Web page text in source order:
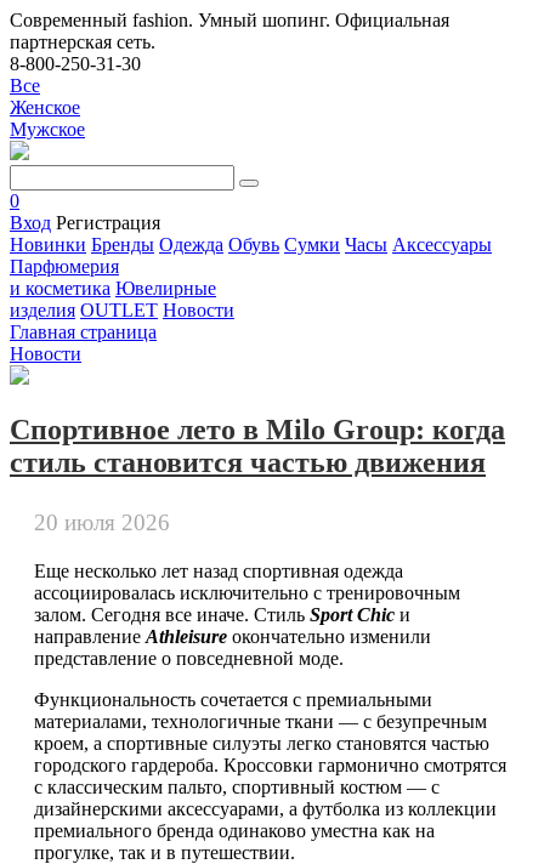
Современный fashion. Умный шопинг. Официальная
партнерская сеть.
8-800-250-31-30
Все
Женское
Мужское
0
Вход Регистрация
Новинки Бренды Одежда Обувь Сумки Часы Аксессуары
Парфюмерия
и косметика Ювелирные
изделия OUTLET Новости
Главная страница
Новости
Спортивное лето в Milo Group: когда
стиль становится частью движения
20 июля 2026
Еще несколько лет назад спортивная одежда
ассоциировалась исключительно с тренировочным
залом. Сегодня все иначе. Стиль Sport Chic и
направление Athleisure окончательно изменили
представление о повседневной моде.
Функциональность сочетается с премиальными
материалами, технологичные ткани — с безупречным
кроем, а спортивные силуэты легко становятся частью
городского гардероба. Кроссовки гармонично смотрятся
с классическим пальто, спортивный костюм — с
дизайнерскими аксессуарами, а футболка из коллекции
премиального бренда одинаково уместна как на
прогулке, так и в путешествии.